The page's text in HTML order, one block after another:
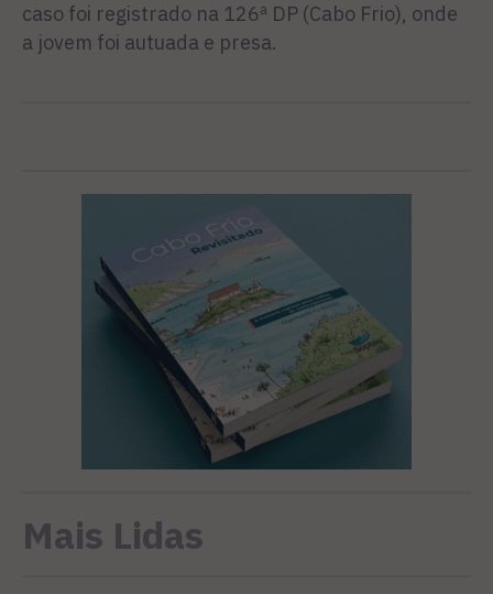
caso foi registrado na 126ª DP (Cabo Frio), onde
a jovem foi autuada e presa.
Mais Lidas